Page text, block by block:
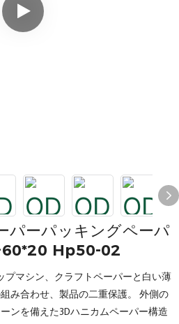
パーパッキングペーパ
60*20 Hp50-02
プマシン、クラフトペーパーと白い薄
み合わせ、製品の二重保護。 外側の
ンを備えた3Dハニカムペーパー構造